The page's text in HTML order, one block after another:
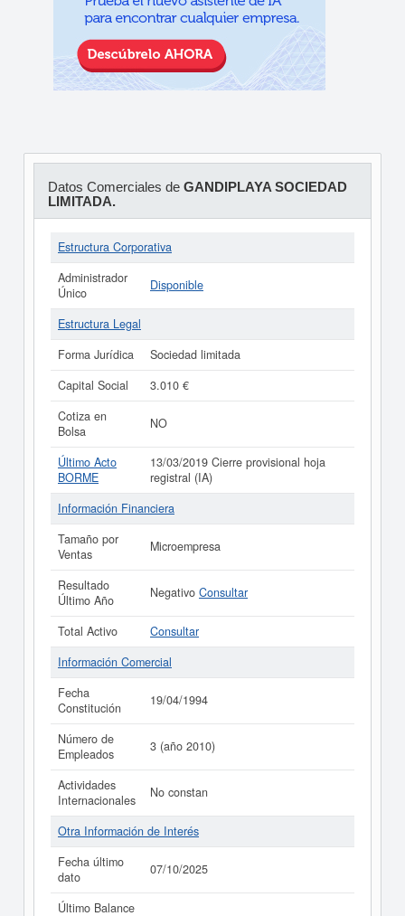
Datos Comerciales de GANDIPLAYA SOCIEDAD
LIMITADA.
Estructura Corporativa
Administrador
Único
Disponible
Estructura Legal
Forma Jurídica
Sociedad limitada
Capital Social
3.010 €
Cotiza en
Bolsa
NO
Último Acto
BORME
13/03/2019 Cierre provisional hoja
registral (IA)
Información Financiera
Tamaño por
Ventas
Microempresa
Resultado
Último Año
Negativo Consultar
Total Activo
Consultar
Información Comercial
Fecha
Constitución
19/04/1994
Número de
Empleados
3 (año 2010)
Actividades
Internacionales
No constan
Otra Información de Interés
Fecha último
dato
07/10/2025
Último Balance